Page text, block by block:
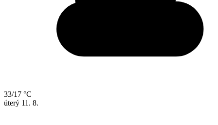
33/17 °C
úterý 11. 8.